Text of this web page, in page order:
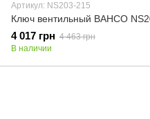
Артикул: NS203-215
Ключ вентильный BAHCO
4 017 грн 4 463 грн
В наличии